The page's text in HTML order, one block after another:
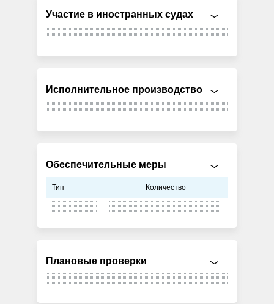
Участие в иностранных судах
Исполнительное производство
Обеспечительные меры
Тип Количество
Плановые проверки